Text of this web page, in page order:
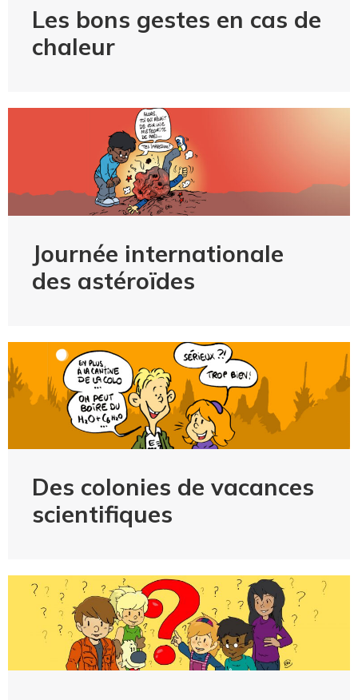
Les bons gestes en cas de
chaleur
Journée internationale
des astéroïdes
Des colonies de vacances
scientifiques